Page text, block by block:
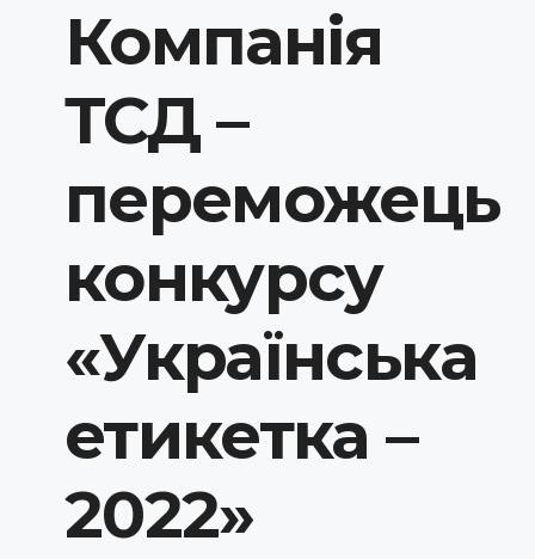
Компанія
ТСД –
переможець
конкурсу
«Українська
етикетка –
2022»